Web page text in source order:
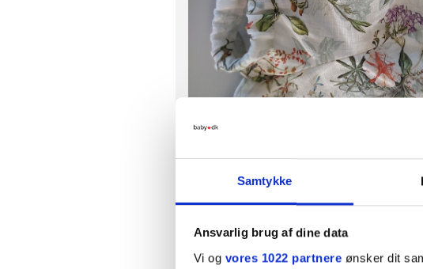
Samtykke
Ansvarlig brug af dine data
Vi og vores 1022 partnere ønsker dit